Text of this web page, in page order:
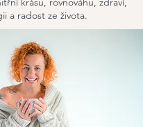
a radost ze života.